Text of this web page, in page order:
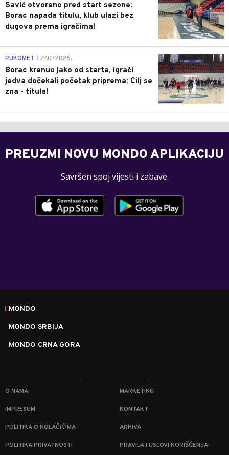
Savić otvoreno pred start sezone:
Borac napada titulu, klub ulazi bez
dugova prema igračima!
0
RUKOMET 27.07.2026.
Borac krenuo jako od starta, igrači
jedva dočekali početak priprema: Cilj se
zna - titula!
PREUZMI NOVU MONDO APLIKACIJU
Savršen spoj vijesti i zabave.
MONDO
MONDO SRBIJA
MONDO CRNA GORA
O NAMA MARKETING
IMPRESUM KONTAKT
POLITIKA O KOLAČIĆIMA ARHIVA
POLITIKA PRIVATNOSTI PRAVILA I USLOVI KORIŠĆENJA